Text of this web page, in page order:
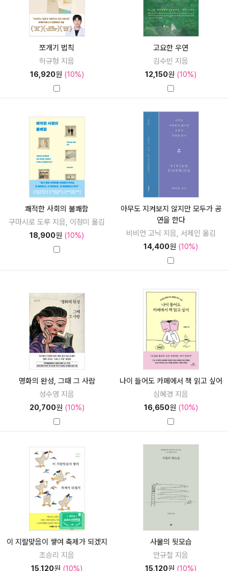
쪼개기 법칙
허규형 지음
16,920원 (10%)
고요한 우연
김수빈 지음
12,150원 (10%)
쾌적한 사회의 불쾌함
구마시로 도루 지음, 이정미 옮김
18,900원 (10%)
아무도 지켜보지 않지만 모두가 공
연을 한다
비비언 고닉 지음, 서제인 옮김
14,400원 (10%)
명화의 완성, 그때 그 사람
성수영 지음
20,700원 (10%)
나이 들어도 카페에서 책 읽고 싶어
심혜경 지음
16,650원 (10%)
이 지랄맞음이 쌓여 축제가 되겠지
조승리 지음
15,120원 (10%)
사물의 뒷모습
안규철 지음
15,120원 (10%)